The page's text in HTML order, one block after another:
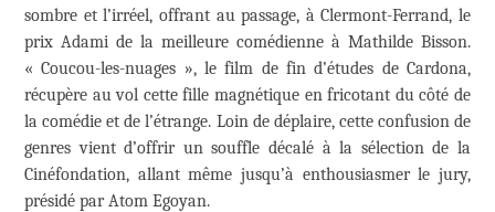
sombre et l’irréel, offrant au passage, à Clermont-Ferrand, le
prix Adami de la meilleure comédienne à Mathilde Bisson.
« Coucou-les-nuages », le film de fin d’études de Cardona,
récupère au vol cette fille magnétique en fricotant du côté de
la comédie et de l’étrange. Loin de déplaire, cette confusion de
genres vient d’offrir un souffle décalé à la sélection de la
Cinéfondation, allant même jusqu’à enthousiasmer le jury,
présidé par Atom Egoyan.